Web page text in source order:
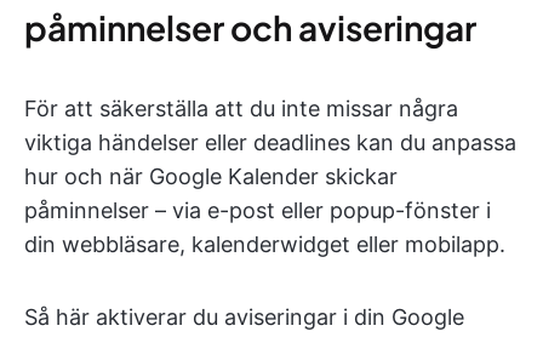
påminnelser och aviseringar
För att säkerställa att du inte missar några
viktiga händelser eller deadlines kan du anpassa
hur och när Google Kalender skickar
påminnelser – via e-post eller popup-fönster i
din webbläsare, kalenderwidget eller mobilapp.
Så här aktiverar du aviseringar i din Google